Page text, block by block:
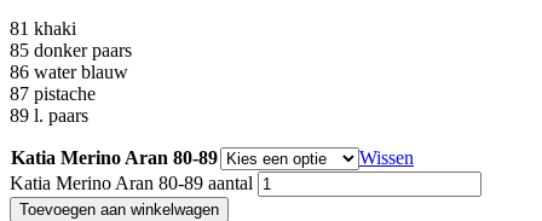
81 khaki
85 donker paars
86 water blauw
87 pistache
89 l. paars
Katia Merino Aran 80-89
Wissen
Katia Merino Aran 80-89 aantal
Toevoegen aan winkelwagen